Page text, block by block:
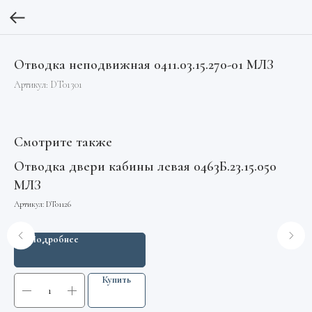
Отводка неподвижная 0411.03.15.270-01 МЛЗ
Артикул: DT01301
Смотрите также
Отводка двери кабины левая 0463Б.23.15.050
МЛЗ
Артикул: DT01126
Подробнее
Купить